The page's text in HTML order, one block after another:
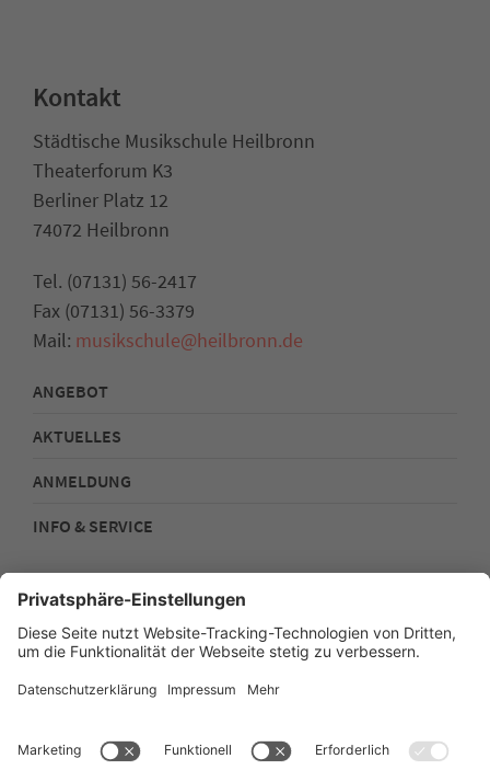
Kontakt
Städtische Musikschule Heilbronn
Theaterforum K3
Berliner Platz 12
74072 Heilbronn
Tel. (07131) 56-2417
Fax (07131) 56-3379
Mail: musikschule@heilbronn.de
ANGEBOT
AKTUELLES
ANMELDUNG
INFO & SERVICE
Kontakt
Impressum
Datenschutz
Sitemap
Stadtplan